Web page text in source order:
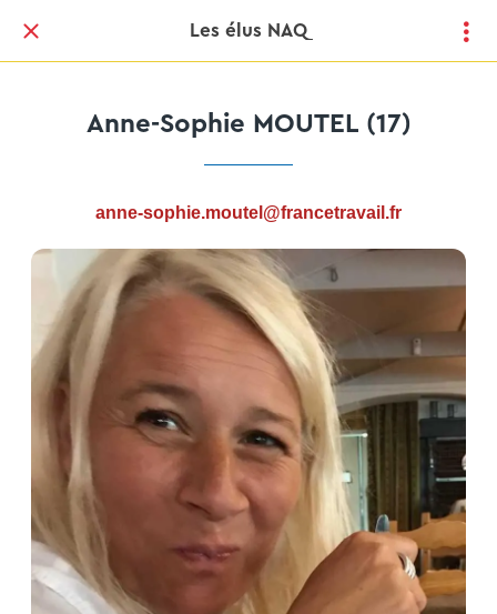
Les élus NAQ
Anne-Sophie MOUTEL (17)
anne-sophie.moutel@francetravail.fr